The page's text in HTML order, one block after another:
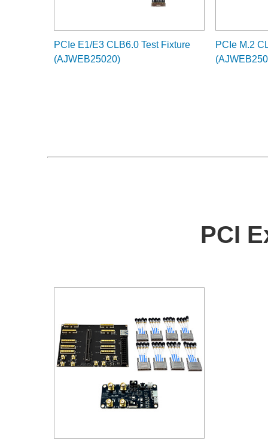
PCIe E1/E3 CLB6.0 Test Fixture
(AJWEB25020)
PCIe M.2
PCI